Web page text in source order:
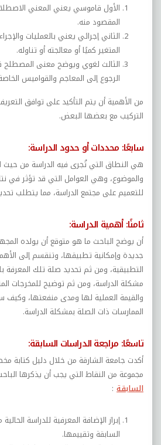
الأول قاموسي يعني المعني
المقصود منه.
الثاني إجرائي يعني بالعمليات
المتغير كميًا أو معالجته أو تناوله.
الثالث لغوي ويوضح معنى المصطلح
الرجوع إلى المعاجم والقواميس
من الأهمية أن يتم التأكيد على توافق
التركيب مع بعضها البعض.
سابعًا: محددات أو حدود الدراسة:
هي النطاق التي تُجرى فيه الدراسة من حيث
والموضوع، وهي العوامل التي قد تؤثر في
للتعميم على مجتمع الدراسة، مما يتطلب
ثامنًا: أهمية الدراسة:
أن يوضح الباحث ما هو متوقع أن يولده
جديدة وإمكانية تطبيقها، وتنقسم إلى
التطبيقية، ومن ثم تحديد صلة تلك المعرفة
مشكلة الدراسة، ومن ثم توضيح للمخرجات
والقيمة العملية لها ومدى منفعتها، وكيف
الممارسات ذات الصلة بمشكلة الدراسة.
تاسعًا: مراجعة الدراسات السابقة:
أكدت جامعة الشارقة من خلال دليل كتابة
مجموعة من النقاط التي يجب أن يذكرها
السابقة :
إبراز الإضافة المعرفية للدراسة
السابقة وتقييمها.